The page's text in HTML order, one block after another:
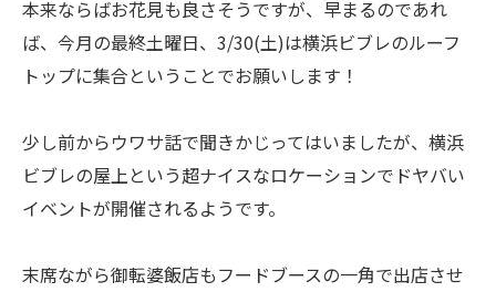
本来ならばお花見も良さそうですが、早まるのであれ
ば、今月の最終土曜日、3/30(土)は横浜ビブレのルーフ
トップに集合ということでお願いします！
少し前からウワサ話で聞きかじってはいましたが、横浜
ビブレの屋上という超ナイスなロケーションでドヤバい
イベントが開催されるようです。
末席ながら御転婆飯店もフードブースの一角で出店させ